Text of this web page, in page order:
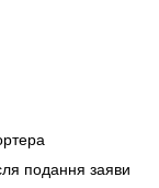
подання заяви